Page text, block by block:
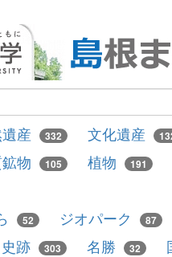
産 332 文化遺産
物 105 植物 191
52 ジオパーク 87
史跡 303 名勝 32